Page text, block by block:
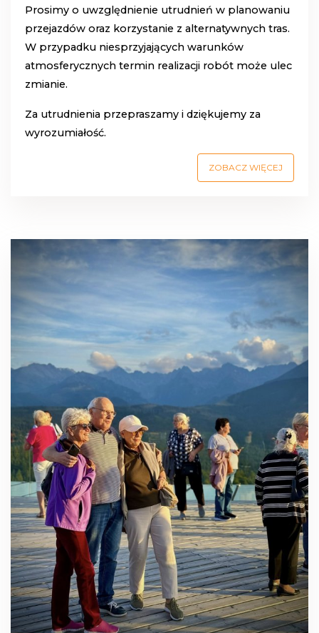
Prosimy o uwzględnienie utrudnień w planowaniu
przejazdów oraz korzystanie z alternatywnych tras.
W przypadku niesprzyjających warunków
atmosferycznych termin realizacji robót może ulec
zmianie.
Za utrudnienia przepraszamy i dziękujemy za
wyrozumiałość.
ZOBACZ WIĘCEJ